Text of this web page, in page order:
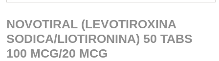
NOVOTIRAL (LEVOTIROXINA
SODICA/LIOTIRONINA) 50 TABS
100 MCG/20 MCG